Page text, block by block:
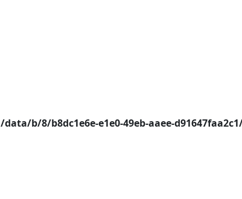
/data/b/8/b8dc1e6e-e1e0-49eb-aaee-